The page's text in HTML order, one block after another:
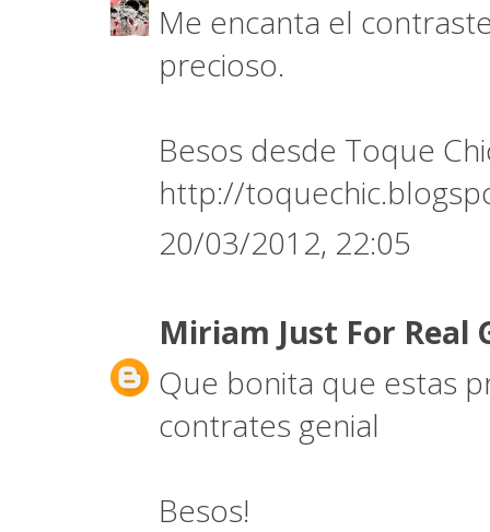
Me encanta el
precioso.
Besos desde Toque
http://
20/03/2012, 22:05
Miriam Just For Real
Que bonita que estas
contrates genial
Besos!